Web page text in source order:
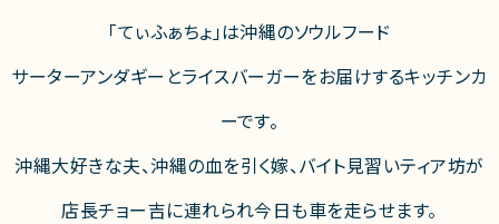
「てぃふぁちょ」は沖縄のソウルフード
サーターアンダギーとライスバーガーをお届けするキッチンカ
ーです。
沖縄大好きな夫、沖縄の血を引く嫁、バイト見習いティア坊が
店長チョー吉に連れられ今日も車を走らせます。